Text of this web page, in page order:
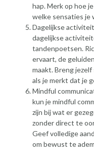
hap. Merk op hoe
welke sensaties je
Dagelijkse
dagelijkse
tandenpoetsen.
ervaart, de
maakt. Breng
als je merkt dat je
Mindful
kun je mindful
zijn bij wat er
zonder direct te
Geef volledige
om bewust te